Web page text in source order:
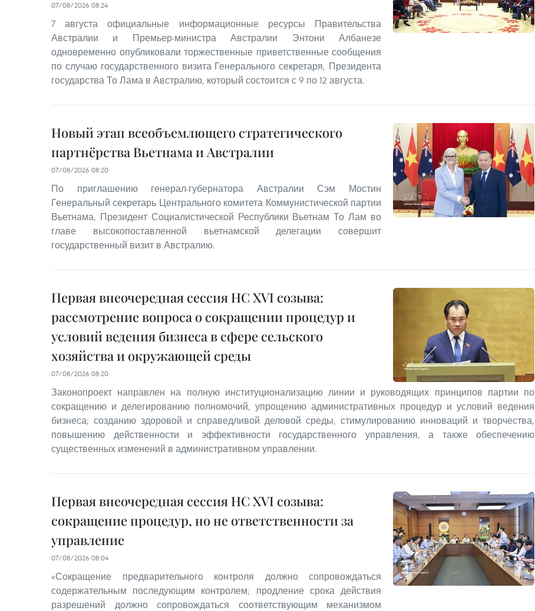
07/08/2026 08:24
7 августа официальные информационные ресурсы Правительства
Австралии и Премьер-министра Австралии Энтони Албанезе
одновременно опубликовали торжественные приветственные сообщения
по случаю государственного визита Генерального секретаря, Президента
государства То Лама в Австралию, который состоится с 9 по 12 августа.
Новый этап всеобъемлющего стратегического
партнёрства Вьетнама и Австралии
07/08/2026 08:20
По приглашению генерал-губернатора Австралии Сэм Мостин
Генеральный секретарь Центрального комитета Коммунистической партии
Вьетнама, Президент Социалистической Республики Вьетнам То Лам во
главе высокопоставленной вьетнамской делегации совершит
государственный визит в Австралию.
Первая внеочередная сессия НС XVI созыва:
рассмотрение вопроса о сокращении процедур и
условий ведения бизнеса в сфере сельского
хозяйства и окружающей среды
07/08/2026 08:20
Законопроект направлен на полную институционализацию линии и руководящих принципов партии по
сокращению и делегированию полномочий, упрощению административных процедур и условий ведения
бизнеса; созданию здоровой и справедливой деловой среды, стимулированию инноваций и творчества,
повышению действенности и эффективности государственного управления, а также обеспечению
существенных изменений в административном управлении.
Первая внеочередная сессия НС XVI созыва:
сокращение процедур, но не ответственности за
управление
07/08/2026 08:04
«Сокращение предварительного контроля должно сопровождаться
содержательным последующим контролем; продление срока действия
разрешений должно сопровождаться соответствующим механизмом